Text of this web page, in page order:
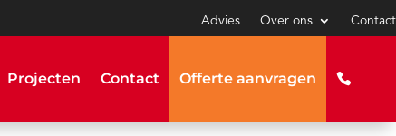
Advies Over ons Contact
Projecten Contact Offerte aanvragen